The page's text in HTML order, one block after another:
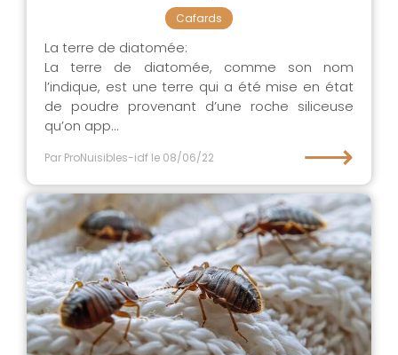
Cafards
La terre de diatomée:
La terre de diatomée, comme son nom
l’indique, est une terre qui a été mise en état
de poudre provenant d’une roche siliceuse
qu’on app...
Par ProNuisibles-idf le 08/06/22 ⟶